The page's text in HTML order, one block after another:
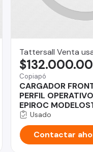
Tattersall Venta
Copiapó
CARGADOR
PERFIL
EPIROC
Usado
Contactar